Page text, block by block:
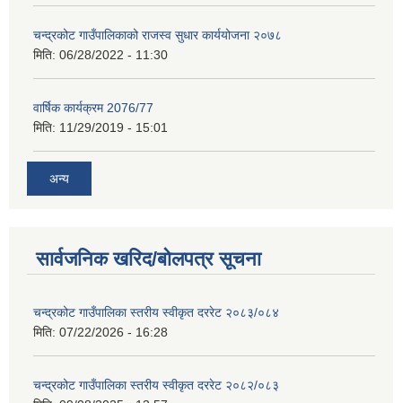
चन्द्रकोट गाउँपालिकाको राजस्व सुधार कार्ययोजना २०७८
मिति: 06/28/2022 - 11:30
वार्षिक कार्यक्रम 2076/77
मिति: 11/29/2019 - 15:01
अन्य
सार्वजनिक खरिद/बोलपत्र सूचना
चन्द्रकोट गाउँपालिका स्तरीय स्वीकृत दररेट २०८३/०८४
मिति: 07/22/2026 - 16:28
चन्द्रकोट गाउँपालिका स्तरीय स्वीकृत दररेट २०८२/०८३